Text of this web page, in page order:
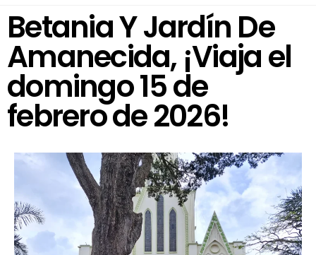
Betania Y Jardín De
Amanecida, ¡Viaja el
domingo 15 de
febrero de 2026!